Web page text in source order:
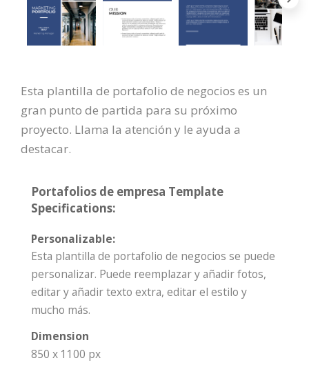
Esta plantilla de portafolio de negocios es un
gran punto de partida para su próximo
proyecto. Llama la atención y le ayuda a
destacar.
Portafolios de empresa Template
Specifications:
Personalizable:
Esta plantilla de portafolio de negocios se puede
personalizar. Puede reemplazar y añadir fotos,
editar y añadir texto extra, editar el estilo y
mucho más.
Dimension
850 x 1100 px